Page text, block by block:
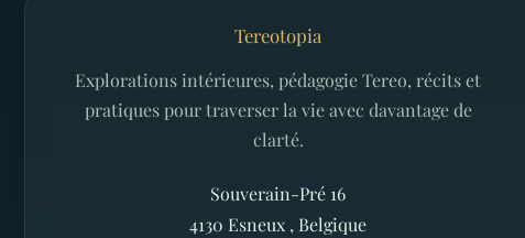
Tereotopia
Explorations intérieures, pédagogie Tereo, récits et
pratiques pour traverser la vie avec davantage de
clarté.
Souverain-Pré 16
4130 Esneux , Belgique